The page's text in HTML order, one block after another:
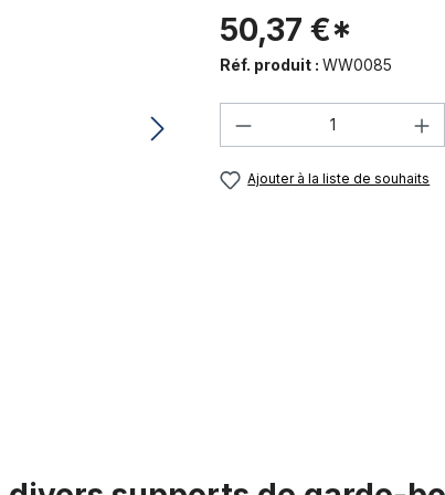
50,37 €*
Réf. produit : WW0085
Quantité de
Ajouter à la liste de souhaits